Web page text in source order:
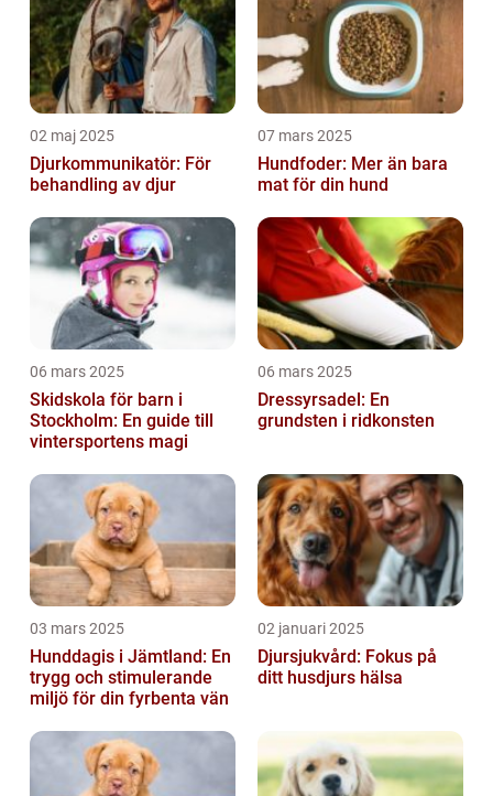
02 maj 2025
Djurkommunikatör: För
behandling av djur
07 mars 2025
Hundfoder: Mer än bara
mat för din hund
06 mars 2025
Skidskola för barn i
Stockholm: En guide till
vintersportens magi
06 mars 2025
Dressyrsadel: En
grundsten i ridkonsten
03 mars 2025
Hunddagis i Jämtland: En
trygg och stimulerande
miljö för din fyrbenta vän
02 januari 2025
Djursjukvård: Fokus på
ditt husdjurs hälsa